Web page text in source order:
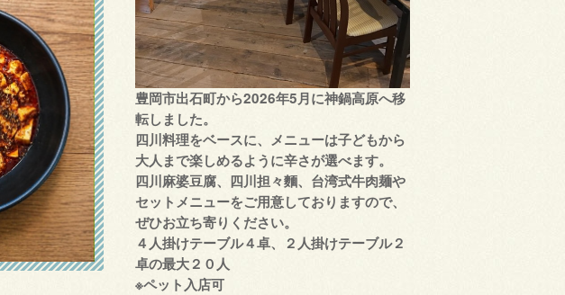
豊岡市出石町から2026年5月に神鍋高原へ移
転しました。
四川料理をベースに、メニューは子どもから
大人まで楽しめるように辛さが選べます。
四川麻婆豆腐、四川担々麵、台湾式牛肉麺や
セットメニューをご用意しておりますので、
ぜひお立ち寄りください。
４人掛けテーブル４卓、２人掛けテーブル２
卓の最大２０人
※ペット入店可